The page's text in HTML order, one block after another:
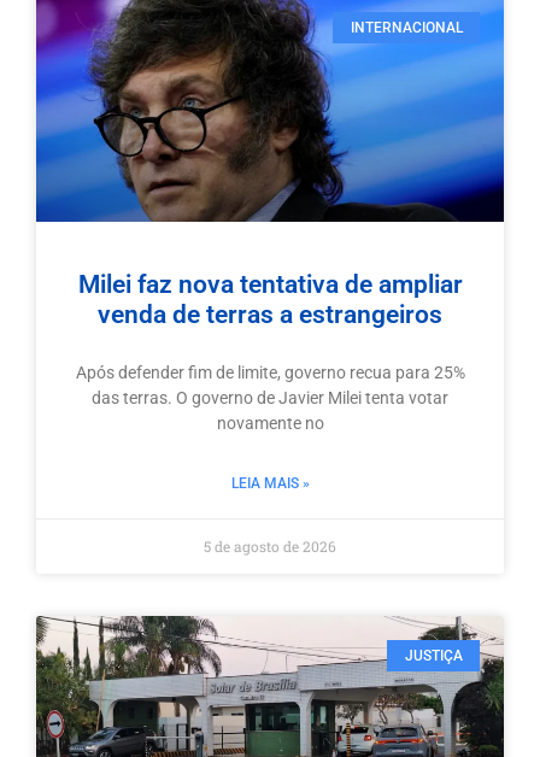
INTERNACIONAL
Milei faz nova tentativa de ampliar
venda de terras a estrangeiros
Após defender fim de limite, governo recua para 25%
das terras. O governo de Javier Milei tenta votar
novamente no
LEIA MAIS »
5 de agosto de 2026
JUSTIÇA